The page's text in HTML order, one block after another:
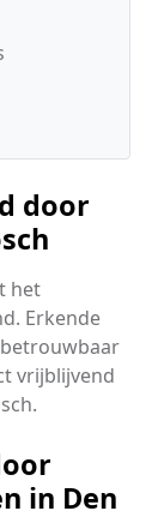
door
het
Erkende
vrijblijvend
in Den